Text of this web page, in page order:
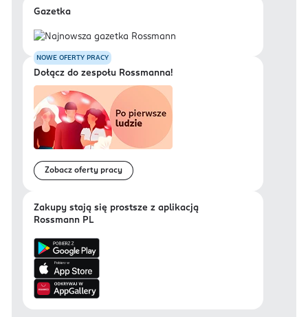
Gazetka
NOWE OFERTY PRACY
Dołącz do zespołu Rossmanna!
Zobacz oferty pracy
Zakupy stają się prostsze z aplikacją
Rossmann PL